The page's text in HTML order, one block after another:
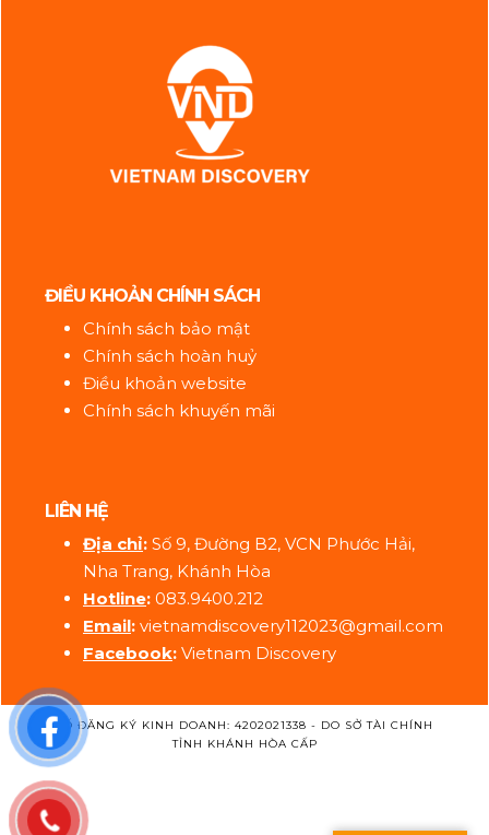
ĐIỀU KHOẢN CHÍNH SÁCH
Chính sách bảo mật
Chính sách hoàn huỷ
Điều khoản website
Chính sách khuyến mãi
LIÊN HỆ
Địa chỉ: Số 9, Đường B2, VCN Phước Hải,
Nha Trang, Khánh Hòa
Hotline: 083.9400.212
Email: vietnamdiscovery112023@gmail.com
Facebook: Vietnam Discovery
SỐ ĐĂNG KÝ KINH DOANH: 4202021338 - DO SỞ TÀI CHÍNH
TỈNH KHÁNH HÒA CẤP